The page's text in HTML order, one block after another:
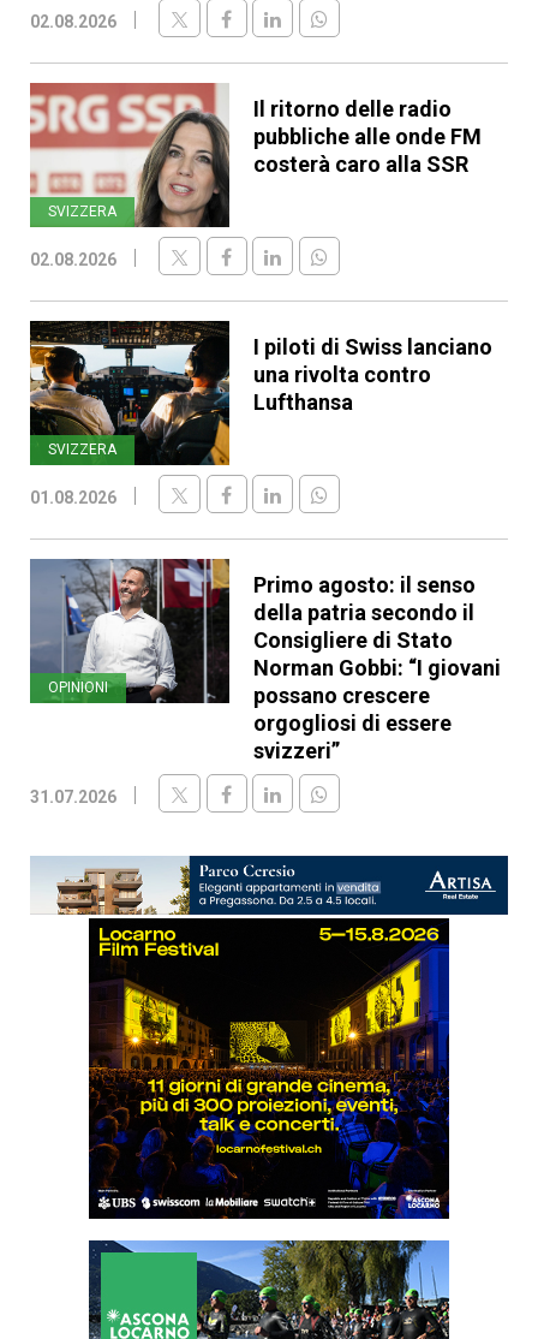
02.08.2026
SVIZZERA
Il ritorno delle radio
pubbliche alle onde FM
costerà caro alla SSR
02.08.2026
SVIZZERA
I piloti di Swiss lanciano
una rivolta contro
Lufthansa
01.08.2026
OPINIONI
Primo agosto: il senso
della patria secondo il
Consigliere di Stato
Norman Gobbi: “I giovani
possano crescere
orgogliosi di essere
svizzeri”
31.07.2026